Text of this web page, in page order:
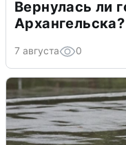
Вернулась ли
Архангельска?
7 августа 0